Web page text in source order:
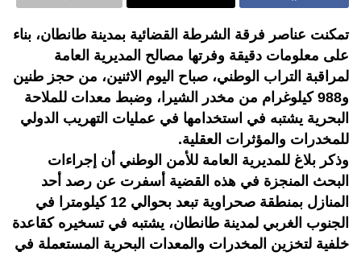
تمكنت عناصر فرقة الشرطة القضائية بمدينة طانطان، بناء
على معلومات دقيقة وفرتها مصالح المديرية العامة
لمراقبة التراب الوطني، صباح اليوم الاثنين، من حجز طنين
و988 كيلوغرام من مخدر الشيرا، وضبط معدات للملاحة
البحرية يشتبه في استخدامها في عمليات التهريب الدولي
للمخدرات والمؤثرات العقلية.
وذكر بلاغ للمديرية العامة للأمن الوطني أن إجراءات
البحث المنجزة في هذه القضية أسفرت عن رصد أحد
المنازل بمنطقة صحراوية تبعد بحوالي 12 كيلومترا في
الجنوب الغربي لمدينة طانطان، يشتبه في تسخيره كقاعدة
خلفية لتخزين المخدرات والمعدات البحرية المستعملة في